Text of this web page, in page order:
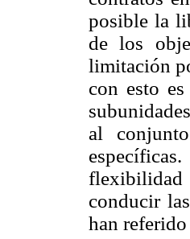
posible la
de los
limitación
con esto
al
conducir
han referido